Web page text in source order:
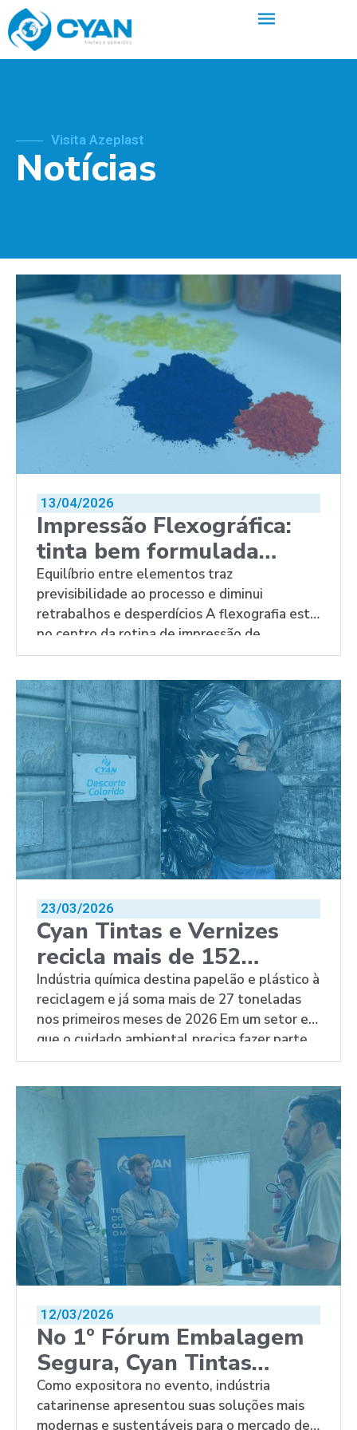
Visita Azeplast
Notícias
13/04/2026
Impressão Flexográfica:
tinta bem formulada
ajuda a reduzir
desperdícios na indústria
Equilíbrio entre elementos traz
previsibilidade ao processo e diminui
retrabalhos e desperdícios A flexografia está
no centro da rotina de impressão de
embalagens e rótulos, um mercado que
segundo o relatório The Future of Package
Printing to 2029. No contexto da produção
em alta escala, a diferença entre um […]
23/03/2026
Cyan Tintas e Vernizes
recicla mais de 152
toneladas de resíduos
sólidos em 2025
Indústria química destina papelão e plástico à
reciclagem e já soma mais de 27 toneladas
nos primeiros meses de 2026 Em um setor em
que o cuidado ambiental precisa fazer parte
da rotina industrial, a destinação correta e o
etapas essenciais do processo produtivo.
Entre as indústrias químicas, o cenário […]
12/03/2026
No 1º Fórum Embalagem
Segura, Cyan Tintas
reforça compromisso com
inovação e segurança para
Como expositora no evento, indústria
catarinense apresentou suas soluções mais
modernas e sustentáveis para o mercado de